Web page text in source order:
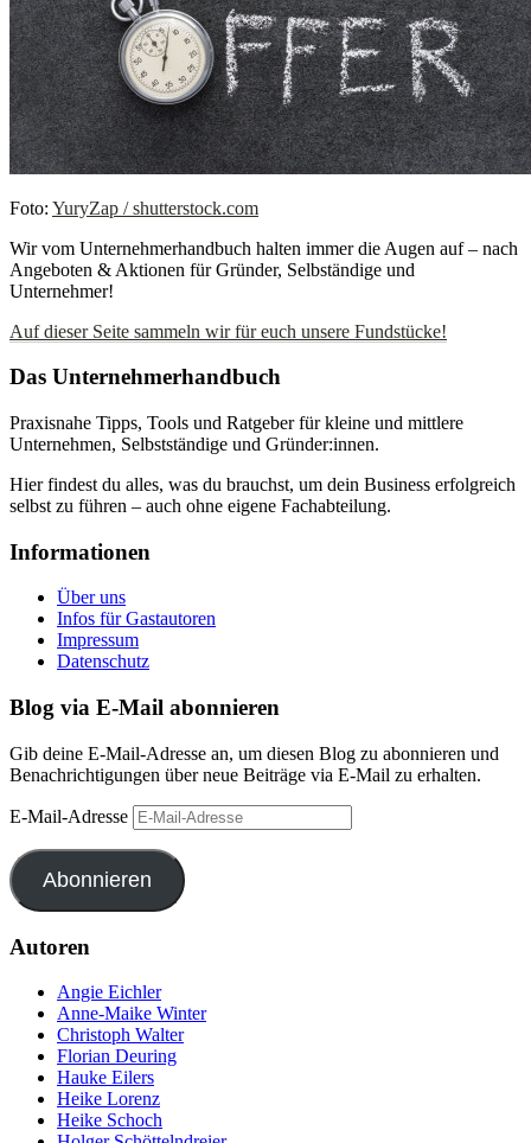
Foto: YuryZap / shutterstock.com
Wir vom Unternehmerhandbuch halten immer die Augen auf – nach
Angeboten & Aktionen für Gründer, Selbständige und
Unternehmer!
Auf dieser Seite sammeln wir für euch unsere Fundstücke!
Das Unternehmerhandbuch
Praxisnahe Tipps, Tools und Ratgeber für kleine und mittlere
Unternehmen, Selbstständige und Gründer:innen.
Hier findest du alles, was du brauchst, um dein Business erfolgreich
selbst zu führen – auch ohne eigene Fachabteilung.
Informationen
Über uns
Infos für Gastautoren
Impressum
Datenschutz
Blog via E-Mail abonnieren
Gib deine E-Mail-Adresse an, um diesen Blog zu abonnieren und
Benachrichtigungen über neue Beiträge via E-Mail zu erhalten.
E-Mail-Adresse
Abonnieren
Autoren
Angie Eichler
Anne-Maike Winter
Christoph Walter
Florian Deuring
Hauke Eilers
Heike Lorenz
Heike Schoch